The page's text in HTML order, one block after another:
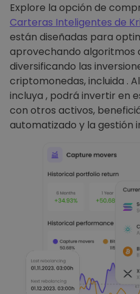
Explore la opción de
Carteras Inteligentes de
están diseñadas para
aprovechando algoritmos
diversificando las
criptomonedas, incluida .
incluya , podrá invertir en
con otros activos,
automatizado y la gestión